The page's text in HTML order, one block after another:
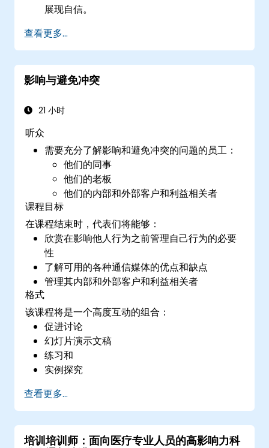
展现自信。
逻辑流畅的内容和令人难忘的结尾。
以吸引人的方式进行演讲，运用有效的肢体语
言和声音变化。
识别情商的核心原则，并利用它们建立更牢固
制定个人行动计划，持续提升沟通和演讲技
查看更多...
影响与避免冲突
21 小时
听众
需要充分了解影响和避免冲突的问题的员工：
他们的同事
他们的老板
他们的内部和外部客户和利益相关者
课程目标
在课程结束时，代表们将能够：
欣赏在影响他人行为之前管理自己行为的必要
性
了解可用的各种通信媒体的优点和缺点
管理其内部和外部客户和利益相关者
格式
该课程将是一个高度互动的组合：
促进讨论
幻灯片演示文稿
练习和
实例探究
查看更多...
培训培训师：面向医疗专业人员的高影响力科